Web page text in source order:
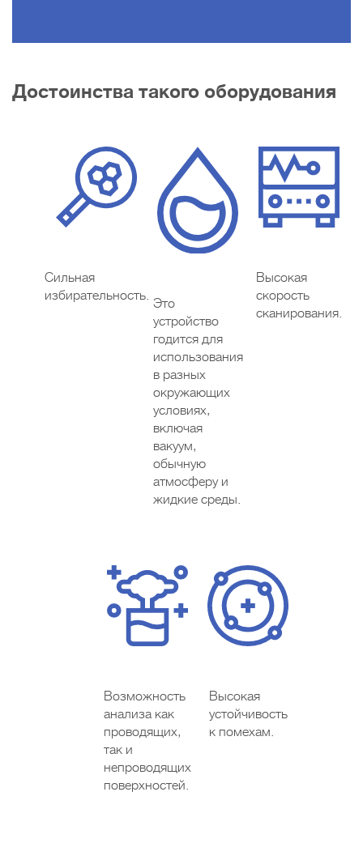
Достоинства такого оборудования
Сильная
избирательность.
Это
устройство
годится для
использования
в разных
окружающих
условиях,
включая
вакуум,
обычную
атмосферу и
жидкие среды.
Высокая
скорость
сканирования.
Возможность
анализа как
проводящих,
так и
непроводящих
поверхностей.
Высокая
устойчивость
к помехам.